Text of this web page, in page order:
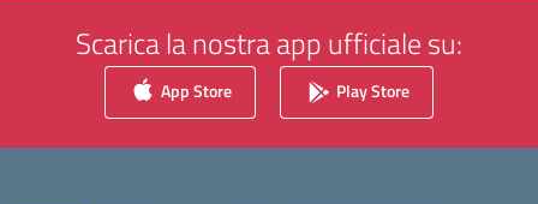
Scarica la nostra app ufficiale su:
App Store Play Store